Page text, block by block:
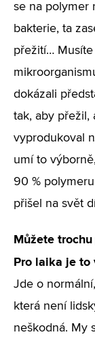
se na polymer
bakterie, ta
přežití…
dokázali
tak, aby přežil,
vyprodukoval
umí to
90 %
přišel na svět
Můžete
Pro laika je to
Jde o
která není
neškodná. My